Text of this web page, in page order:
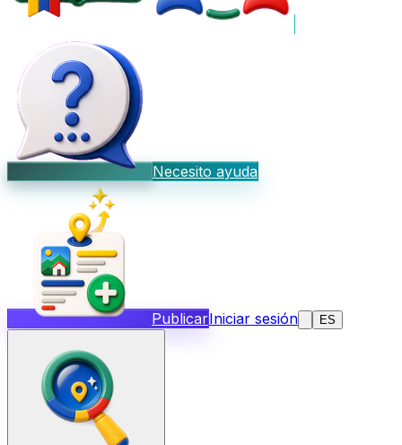
Necesito ayuda
PublicarIniciar sesión ES